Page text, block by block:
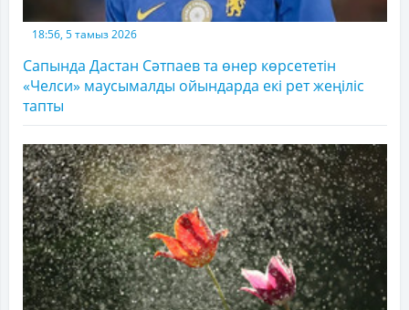
18:56, 5 тамыз 2026
Сапында Дастан Сәтпаев та өнер көрсететін
«Челси» маусымалды ойындарда екі рет жеңіліс
тапты